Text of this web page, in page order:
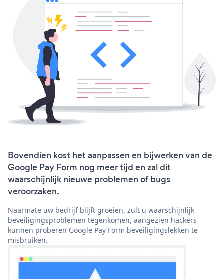
Bovendien kost het aanpassen en bijwerken van de
Google Pay Form nog meer tijd en zal dit
waarschijnlijk nieuwe problemen of bugs
veroorzaken.
Naarmate uw bedrijf blijft groeien, zult u waarschijnlijk
beveiligingsproblemen tegenkomen, aangezien hackers
kunnen proberen Google Pay Form beveiligingslekken te
misbruiken.